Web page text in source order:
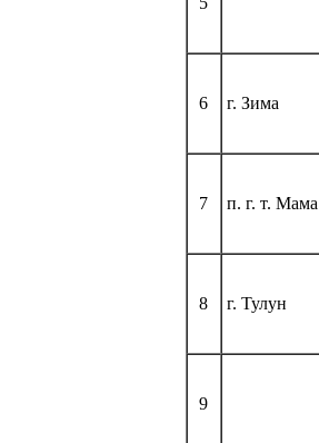
6 г. Зима
7 п. г. т. Мама
8 г. Тулун
9